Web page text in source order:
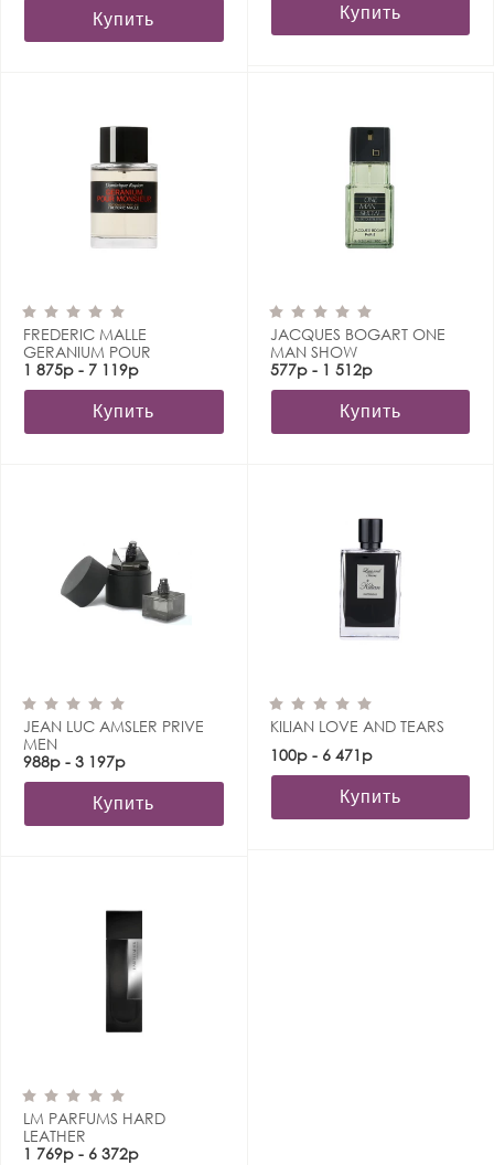
Купить Купить
FREDERIC MALLE
GERANIUM POUR
MONSIEUR
1 875р - 7 119р
Купить
JACQUES BOGART ONE
MAN SHOW
577р - 1 512р
Купить
JEAN LUC AMSLER PRIVE
MEN
988р - 3 197р
Купить
KILIAN LOVE AND TEARS
100р - 6 471р
Купить
LM PARFUMS HARD
LEATHER
1 769р - 6 372р